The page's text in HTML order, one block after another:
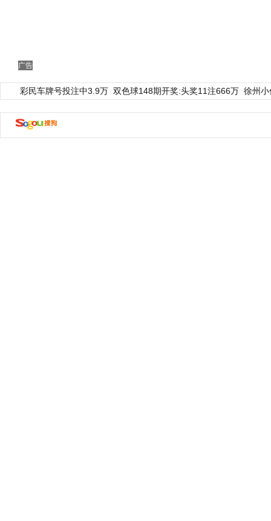
广告
彩民车牌号投注中3.9万 双色球148期开奖:头奖11注666万 徐州